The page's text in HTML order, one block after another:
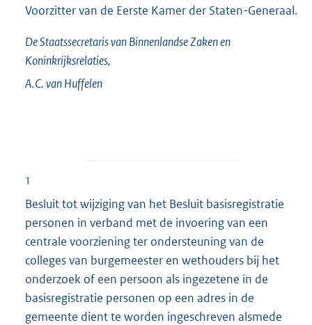
Voorzitter van de Eerste Kamer der Staten-Generaal.
De Staatssecretaris van Binnenlandse Zaken en
Koninkrijksrelaties,
A.C. vanHuffelen
1
Besluit tot wijziging van het Besluit basisregistratie
personen in verband met de invoering van een
centrale voorziening ter ondersteuning van de
colleges van burgemeester en wethouders bij het
onderzoek of een persoon als ingezetene in de
basisregistratie personen op een adres in de
gemeente dient te worden ingeschreven alsmede